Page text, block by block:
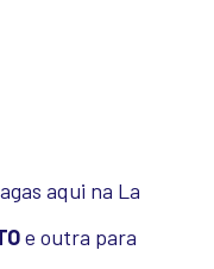
aqui na La
e outra para